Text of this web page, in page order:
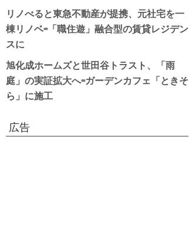
リノべると東急不動産が提携、元社宅を一
棟リノベ=「職住遊」融合型の賃貸レジデン
スに
旭化成ホームズと世田谷トラスト、「雨
庭」の実証拡大へ=ガーデンカフェ「ときそ
ら」に施工
広告